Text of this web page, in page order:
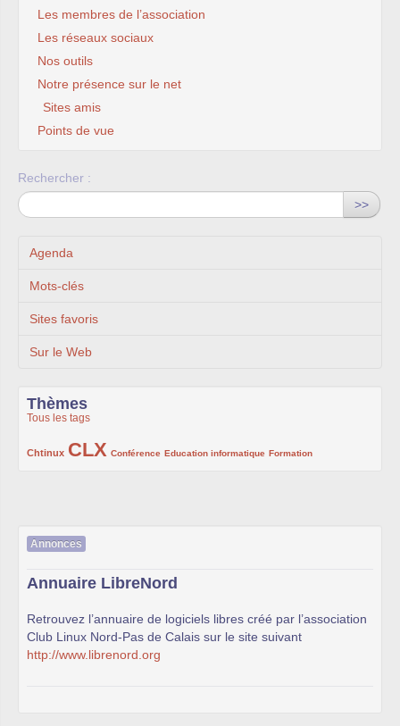
Les membres de l’association
Les réseaux sociaux
Nos outils
Notre présence sur le net
Sites amis
Points de vue
Rechercher :
>>
Agenda
Mots-clés
Sites favoris
Sur le Web
Thèmes
Tous les tags
Chtinux
222/1002CLX
1002/1002 Conférence
132/1002 Education informatique
119/1002 Formation
168/1002
Annonces
Annuaire LibreNord
Retrouvez l’annuaire de logiciels libres créé par l’association
Club Linux Nord-Pas de Calais sur le site suivant
http://www.librenord.org